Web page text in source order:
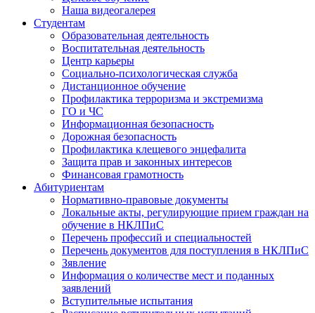
Наша видеогалерея
Студентам
Образовательная деятельность
Воспитательная деятельность
Центр карьеры
Социально-психологическая служба
Дистанционное обучение
Профилактика терроризма и экстремизма
ГО и ЧС
Информационная безопасность
Дорожная безопасность
Профилактика клещевого энцефалита
Защита прав и законных интересов
Финансовая грамотность
Абитуриентам
Нормативно-правовые документы
Локальные акты, регулирующие прием граждан на
обучение в НКЛПиС
Перечень профессий и специальностей
Перечень документов для поступления в НКЛПиС
Зявление
Информация о количестве мест и поданных
заявлений
Вступительные испытания